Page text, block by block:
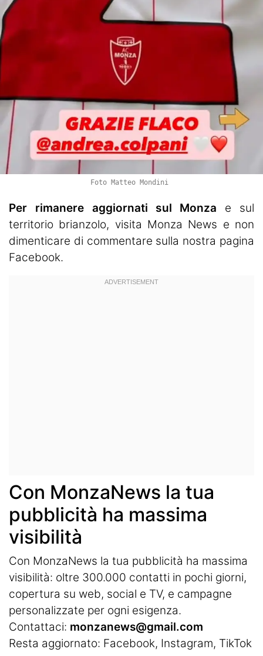
Foto Matteo Mondini
Per rimanere aggiornati sul Monza e sul
territorio brianzolo, visita Monza News e non
dimenticare di commentare sulla nostra pagina
Facebook.
Con MonzaNews la tua
pubblicità ha massima
visibilità
Con MonzaNews la tua pubblicità ha massima
visibilità: oltre 300.000 contatti in pochi giorni,
copertura su web, social e TV, e campagne
personalizzate per ogni esigenza.
Contattaci: monzanews@gmail.com
Resta aggiornato: Facebook, Instagram, TikTok